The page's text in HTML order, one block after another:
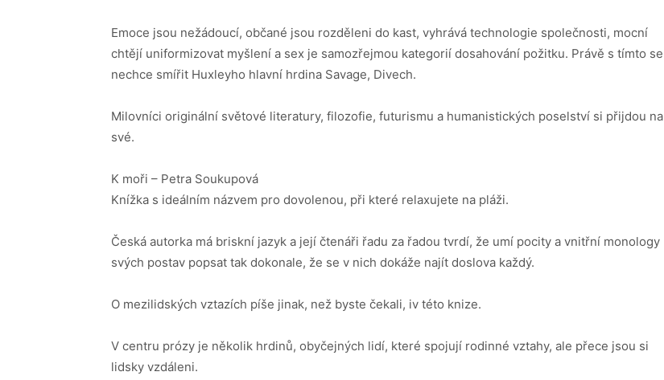
Emoce jsou nežádoucí, občané jsou rozděleni do kast, vyhrává technologie společnosti, mocní
chtějí uniformizovat myšlení a sex je samozřejmou kategorií dosahování požitku. Právě s tímto se
nechce smířit Huxleyho hlavní hrdina Savage, Divech.
Milovníci originální světové literatury, filozofie, futurismu a humanistických poselství si přijdou na
své.
K moři – Petra Soukupová
Knížka s ideálním názvem pro dovolenou, při které relaxujete na pláži.
Česká autorka má briskní jazyk a její čtenáři řadu za řadou tvrdí, že umí pocity a vnitřní monology
svých postav popsat tak dokonale, že se v nich dokáže najít doslova každý.
O mezilidských vztazích píše jinak, než byste čekali, iv této knize.
V centru prózy je několik hrdinů, obyčejných lidí, které spojují rodinné vztahy, ale přece jsou si
lidsky vzdáleni.